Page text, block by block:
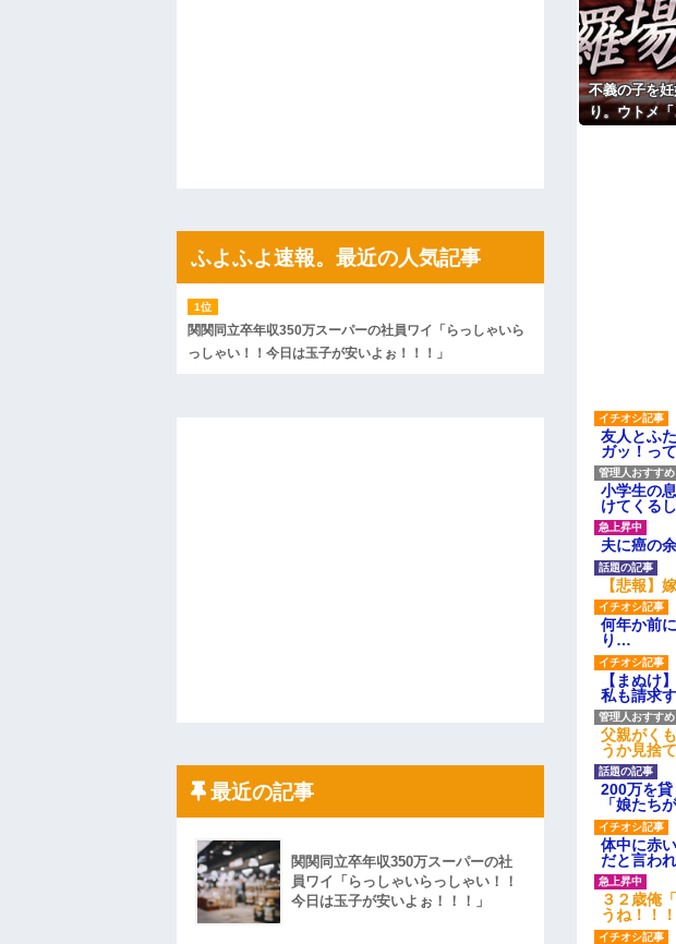
【家族内争い】 嫁のピアノを兄嫁が欲しがり親も譲れと言い出した
ハードオフに売っていた4万4000円のフィギュアがヤバすぎるｗｗｗ
私「ちょっと、人の家の金庫触らないでよ！」キチママ『そこに金
たから、開けてみようとしただけ☆』義兄「泥は出てけ！二度と来る
【ネット騒然】惨殺されたタワマン頂き女子のこの動画、すげえええ
ｗｗｗｗｗｗｗｗｗｗ
【愕然】白のクラウン俺氏、高速道路左車線を制限速度で走った結果
wwwwwwwwwwww
百年の恋12-899 食べた量を張り合ってくる
【悲報】佐藤輝明・・・２軍でも盛大にやらかす←あまり悲しませな
れ
不義の子を
り。ウトメ
友人とふ
ガッ！っ
小学生の
けてくる
夫に癌の
【悲報】
何年か前
り…
【まぬけ
私も請求
父親がく
うか見捨
200万を
「娘たち
体中に赤
だと言わ
３２歳俺
うね！！
ふよふよ速報。最近の人気記事
関関同立卒年収350万スーパーの社員ワイ「らっしゃいら
っしゃい！！今日は玉子が安いよぉ！！！」
最近の記事
関関同立卒年収350万スーパーの社
員ワイ「らっしゃいらっしゃい！！
今日は玉子が安いよぉ！！！」